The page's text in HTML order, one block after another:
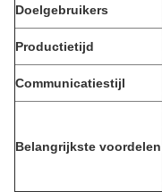
Doelgebruikers
Productietijd
Communicatiestijl
Belangrijkste voordelen